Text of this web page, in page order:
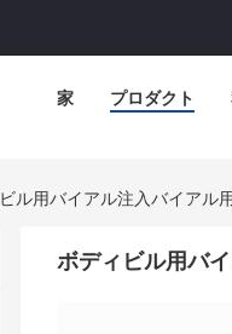
家 プロダクト
ル用バイアル注入バイアル
ボディビル用バ